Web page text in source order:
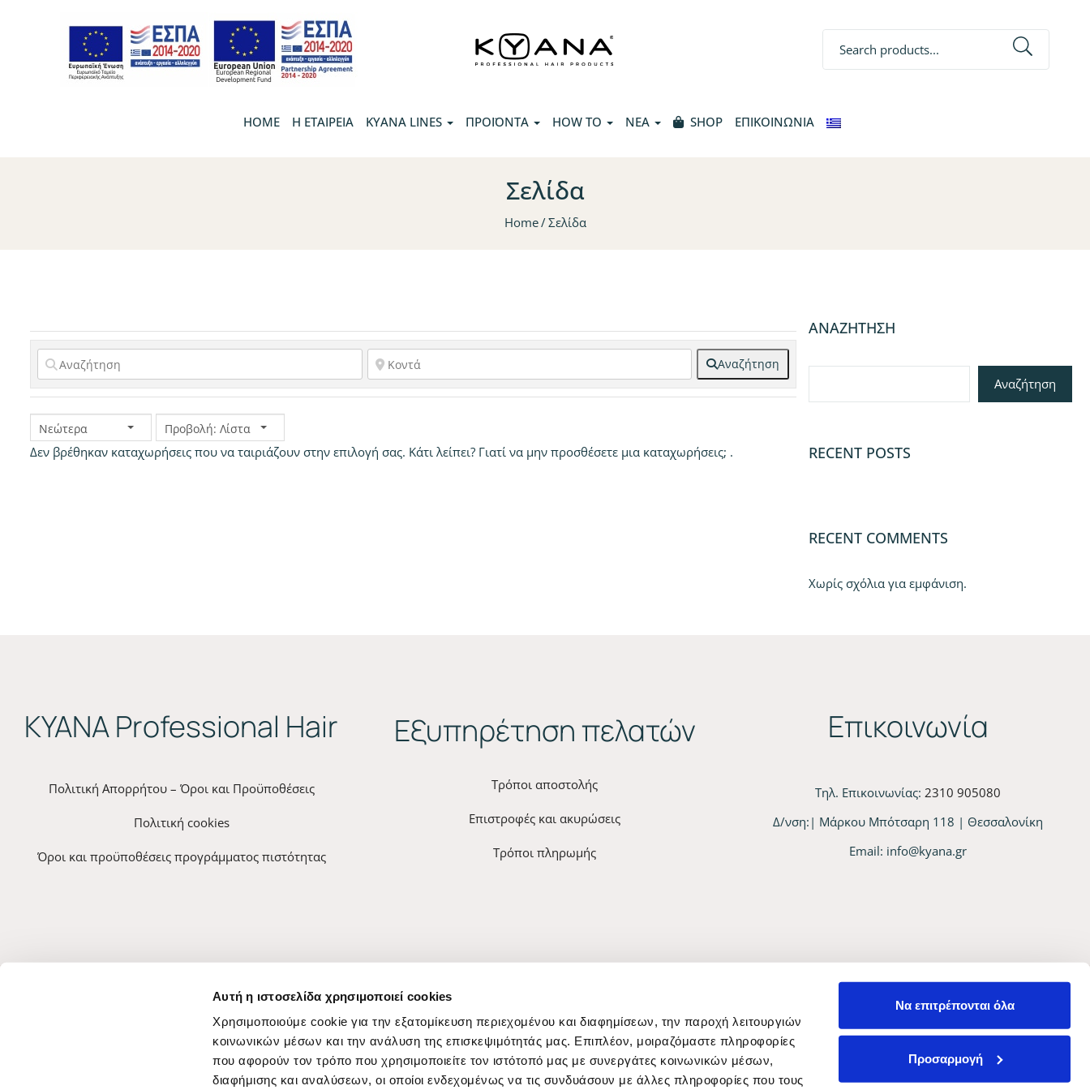
Αυτή η ιστοσελίδα χρησιμοποιεί cookies
Χρησιμοποιούμε cookie για την εξατομίκευση περιεχομένου και διαφημίσεων, την παροχή λειτουργιών
κοινωνικών μέσων και την ανάλυση της επισκεψιμότητάς μας. Επιπλέον, μοιραζόμαστε πληροφορίες
που αφορούν τον τρόπο που χρησιμοποιείτε τον ιστότοπό μας με συνεργάτες κοινωνικών μέσων,
διαφήμισης και αναλύσεων, οι οποίοι ενδεχομένως να τις συνδυάσουν με άλλες πληροφορίες που τους
Να επιτρέπονται όλα
Προσαρμογή
HOME Η ΕΤΑΙΡΕΙΑ KYANA LINES ΠΡΟΪΟΝΤΑ HOW TO ΝΕΑ SHOP ΕΠΙΚΟΙΝΩΝΙΑ
Σελίδα
Home Σελίδα
Αναζήτηση
Νεώτερα Προβολή: Λίστα
Δεν βρέθηκαν καταχωρήσεις που να ταιριάζουν στην επιλογή σας. Κάτι λείπει? Γιατί να μην προσθέσετε μια καταχωρήσεις; .
ΑΝΑΖΉΤΗΣΗ
Αναζήτηση
RECENT POSTS
RECENT COMMENTS
Χωρίς σχόλια για εμφάνιση.
ΚYANA Professional Hair
Πολιτική Απορρήτου – Όροι και Προϋποθέσεις
Πολιτική cookies
Όροι και προϋποθέσεις προγράμματος πιστότητας
Εξυπηρέτηση πελατών
Τρόποι αποστολής
Επιστροφές και ακυρώσεις
Τρόποι πληρωμής
Επικοινωνία
Τηλ. Επικοινωνίας:2310 905080
Δ/νση:| Μάρκου Μπότσαρη 118 | Θεσσαλονίκη
Email: info@kyana.gr